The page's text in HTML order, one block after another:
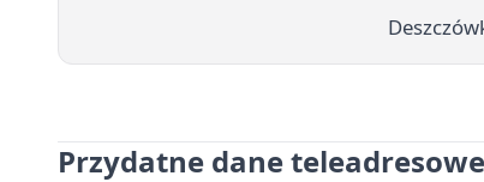
Przydatne dane teleadresowe